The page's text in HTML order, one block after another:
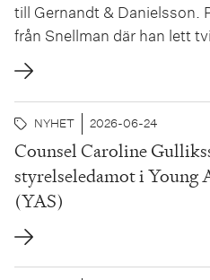
till Gernandt & Danielsson.
från Snellman där han lett
är erkänd som en av
tvistlösning. Han har
domstolsförfaranden i
internationella
NYHET 2026-06-24
Counsel Caroline
styrelseledamot i Young
(YAS)